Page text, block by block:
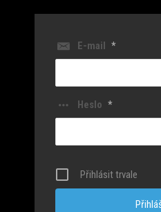
E-mail *
Heslo *
Přihlásit trvale